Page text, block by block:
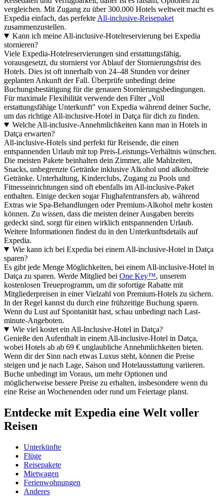
vergleichen. Mit Zugang zu über 300.000 Hotels weltweit macht es
Expedia einfach, das perfekte All-inclusive-Reisepaket
zusammenzustellen.
Kann ich meine All-inclusive-Hotelreservierung bei Expedia
stornieren?
Viele Expedia-Hotelreservierungen sind erstattungsfähig,
vorausgesetzt, du stornierst vor Ablauf der Stornierungsfrist des
Hotels. Dies ist oft innerhalb von 24–48 Stunden vor deiner
geplanten Ankunft der Fall. Überprüfe unbedingt deine
Buchungsbestätigung für die genauen Stornierungsbedingungen.
Für maximale Flexibilität verwende den Filter „Voll
erstattungsfähige Unterkunft" von Expedia während deiner Suche,
um das richtige All-inclusive-Hotel in Datça für dich zu finden.
Welche All-inclusive-Annehmlichkeiten kann man in Hotels in
Datça erwarten?
All-inclusive-Hotels sind perfekt für Reisende, die einen
entspannenden Urlaub mit top Preis-Leistungs-Verhältnis wünschen.
Die meisten Pakete beinhalten dein Zimmer, alle Mahlzeiten,
Snacks, unbegrenzte Getränke inklusive Alkohol und alkoholfreie
Getränke. Unterhaltung, Kinderclubs, Zugang zu Pools und
Fitnesseinrichtungen sind oft ebenfalls im All-inclusive-Paket
enthalten. Einige decken sogar Flughafentransfers ab, während
Extras wie Spa-Behandlungen oder Premium-Alkohol mehr kosten
können. Zu wissen, dass die meisten deiner Ausgaben bereits
gedeckt sind, sorgt für einen wirklich entspannenden Urlaub.
Weitere Informationen findest du in den Unterkunftsdetails auf
Expedia.
Wie kann ich bei Expedia bei einem All-inclusive-Hotel in Datça
sparen?
Es gibt jede Menge Möglichkeiten, bei einem All-inclusive-Hotel in
Datça zu sparen. Werde Mitglied bei One Key™, unserem
kostenlosen Treueprogramm, um dir sofortige Rabatte mit
Mitgliederpreisen in einer Vielzahl von Premium-Hotels zu sichern.
In der Regel kannst du durch eine frühzeitige Buchung sparen.
Wenn du Lust auf Spontanität hast, schau unbedingt nach Last-
minute-Angeboten.
Wie viel kostet ein All-Inclusive-Hotel in Datça?
Genieße den Aufenthalt in einem All-inclusive-Hotel in Datça,
wobei Hotels ab ab 69 € unglaubliche Annehmlichkeiten bieten.
Wenn dir der Sinn nach etwas Luxus steht, können die Preise
steigen und je nach Lage, Saison und Hotelausstattung variieren.
Buche unbedingt im Voraus, um mehr Optionen und
möglicherweise bessere Preise zu erhalten, insbesondere wenn du
eine Reise an Wochenenden oder rund um Feiertage planst.
Entdecke mit Expedia eine Welt voller
Reisen
Unterkünfte
Flüge
Reisepakete
Mietwagen
Ferienwohnungen
Anderes